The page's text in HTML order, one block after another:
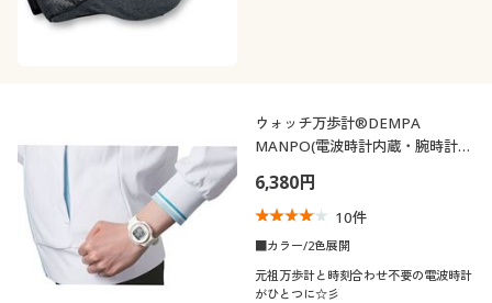
ウォッチ万歩計®DEMPA
MANPO(電波時計内蔵・腕時計タ
6,380円
10件
■カラー/2色展開
元祖万歩計と時刻合わせ不要の電波時計
がひとつに☆彡